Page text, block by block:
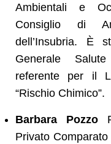
Ambientali e
Consiglio di
dell’Insubria. È
Generale
referente per il
“Rischio Chimico”.
Barbara Pozzo
Privato